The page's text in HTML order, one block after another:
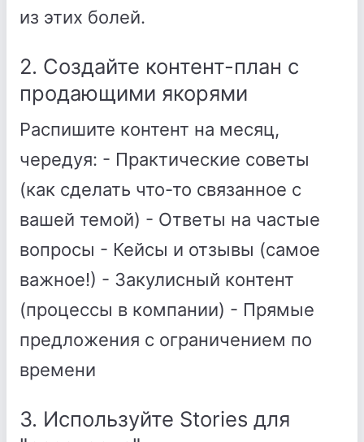
из этих болей.
2. Создайте контент-план с
продающими якорями
Распишите контент на месяц,
чередуя: - Практические советы
(как сделать что-то связанное с
вашей темой) - Ответы на частые
вопросы - Кейсы и отзывы (самое
важное!) - Закулисный контент
(процессы в компании) - Прямые
предложения с ограничением по
времени
3. Используйте Stories для